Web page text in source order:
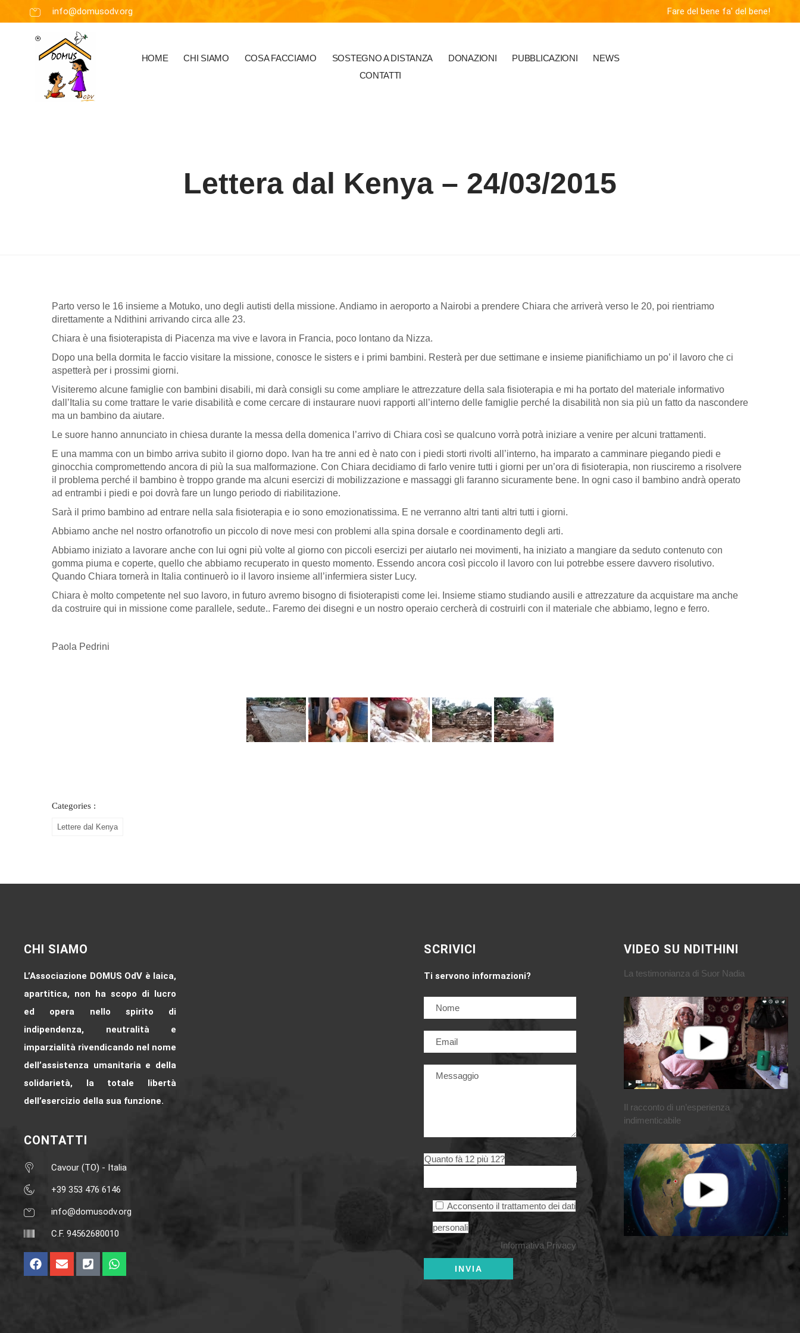
info@domusodv.org Fare del bene fa' del bene!
HOME CHI SIAMO COSA FACCIAMO SOSTEGNO A DISTANZA DONAZIONI PUBBLICAZIONI
NEWS
CONTATTI
Lettera dal Kenya – 24/03/2015
Parto verso le 16 insieme a Motuko, uno degli autisti della missione. Andiamo in aeroporto a Nairobi a prendere Chiara che arriverà verso le 20, poi rientriamo
direttamente a Ndithini arrivando circa alle 23.
Chiara è una fisioterapista di Piacenza ma vive e lavora in Francia, poco lontano da Nizza.
Dopo una bella dormita le faccio visitare la missione, conosce le sisters e i primi bambini. Resterà per due settimane e insieme pianifichiamo un po’ il lavoro che ci
aspetterà per i prossimi giorni.
Visiteremo alcune famiglie con bambini disabili, mi darà consigli su come ampliare le attrezzature della sala fisioterapia e mi ha portato del materiale informativo
dall’Italia su come trattare le varie disabilità e come cercare di instaurare nuovi rapporti all’interno delle famiglie perché la disabilità non sia più un fatto da nascondere
ma un bambino da aiutare.
Le suore hanno annunciato in chiesa durante la messa della domenica l’arrivo di Chiara così se qualcuno vorrà potrà iniziare a venire per alcuni trattamenti.
E una mamma con un bimbo arriva subito il giorno dopo. Ivan ha tre anni ed è nato con i piedi storti rivolti all’interno, ha imparato a camminare piegando piedi e
ginocchia compromettendo ancora di più la sua malformazione. Con Chiara decidiamo di farlo venire tutti i giorni per un’ora di fisioterapia, non riusciremo a risolvere
il problema perché il bambino è troppo grande ma alcuni esercizi di mobilizzazione e massaggi gli faranno sicuramente bene. In ogni caso il bambino andrà operato
ad entrambi i piedi e poi dovrà fare un lungo periodo di riabilitazione.
Sarà il primo bambino ad entrare nella sala fisioterapia e io sono emozionatissima. E ne verranno altri tanti altri tutti i giorni.
Abbiamo anche nel nostro orfanotrofio un piccolo di nove mesi con problemi alla spina dorsale e coordinamento degli arti.
Abbiamo iniziato a lavorare anche con lui ogni più volte al giorno con piccoli esercizi per aiutarlo nei movimenti, ha iniziato a mangiare da seduto contenuto con
gomma piuma e coperte, quello che abbiamo recuperato in questo momento. Essendo ancora così piccolo il lavoro con lui potrebbe essere davvero risolutivo.
Quando Chiara tornerà in Italia continuerò io il lavoro insieme all’infermiera sister Lucy.
Chiara è molto competente nel suo lavoro, in futuro avremo bisogno di fisioterapisti come lei. Insieme stiamo studiando ausili e attrezzature da acquistare ma anche
da costruire qui in missione come parallele, sedute.. Faremo dei disegni e un nostro operaio cercherà di costruirli con il materiale che abbiamo, legno e ferro.
Paola Pedrini
Categories :
Lettere dal Kenya
CHI SIAMO
L’Associazione DOMUS OdV è laica,
apartitica, non ha scopo di lucro
ed opera nello spirito di
indipendenza, neutralità e
imparzialità rivendicando nel nome
dell’assistenza umanitaria e della
solidarietà, la totale libertà
dell’esercizio della sua funzione.
CONTATTI
Cavour (TO) - Italia
+39 353 476 6146‬
info@domusodv.org
C.F. 94562680010
SCRIVICI
Ti servono informazioni?
Quanto fà 12 più 12?
Acconsento il trattamento dei dati
personali
Informativa Privacy
VIDEO SU NDITHINI
La testimonianza di Suor Nadia
Il racconto di un’esperienza
indimenticabile